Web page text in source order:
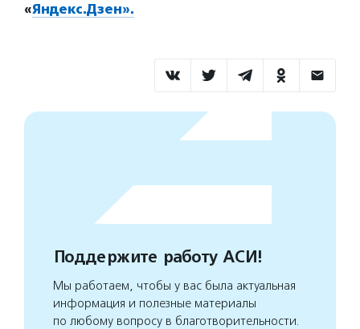
«Яндекс.Дзен».
Поддержите работу АСИ!
Мы работаем, чтобы у вас была актуальная
информация и полезные материалы
по любому вопросу в благотворительности.